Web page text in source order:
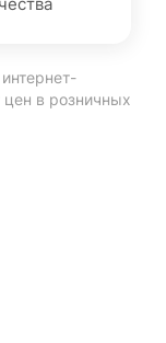
цен в розничных